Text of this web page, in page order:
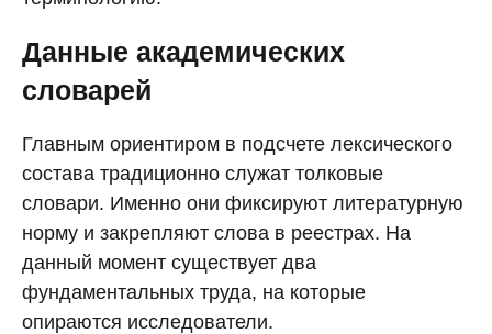
Данные академических
словарей
Главным ориентиром в подсчете лексического
состава традиционно служат толковые
словари. Именно они фиксируют литературную
норму и закрепляют слова в реестрах. На
данный момент существует два
фундаментальных труда, на которые
опираются исследователи.